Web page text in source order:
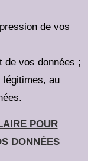
de vos
de vos données ;
légitimes, au
POUR
DONNÉES